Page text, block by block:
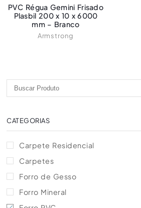
PVC Régua Gemini Frisado
Plasbil 200 x 10 x 6000
mm – Branco
Armstrong
CATEGORIAS
Carpete Residencial
Carpetes
Forro de Gesso
Forro Mineral